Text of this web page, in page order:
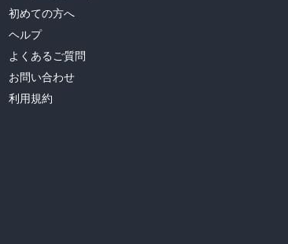
初めての方へ
ヘルプ
よくあるご質問
お問い合わせ
利用規約